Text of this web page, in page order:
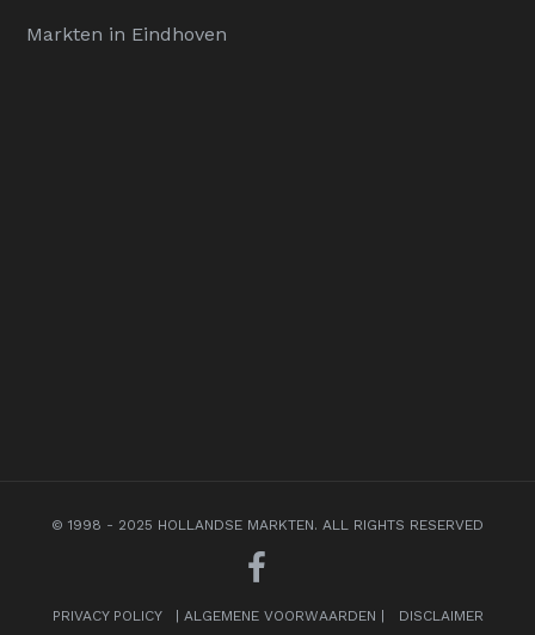
Markten in Eindhoven
© 1998 - 2025 HOLLANDSE MARKTEN. ALL RIGHTS RESERVED
PRIVACY POLICY | ALGEMENE VOORWAARDEN | DISCLAIMER